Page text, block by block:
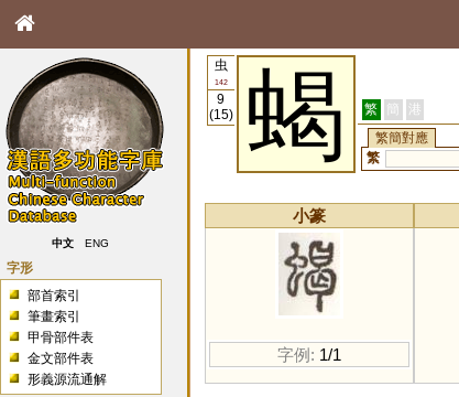
中文 ENG
字形
部首索引
筆畫索引
甲骨部件表
金文部件表
形義源流通解
虫
142
9
(15)
蝎 繁 簡 港
繁簡對應
繁
小篆
字例: 1/1